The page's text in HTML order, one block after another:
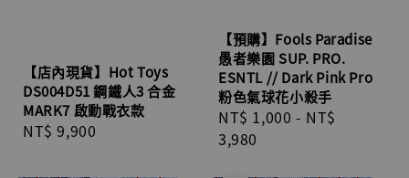
【店內現貨】Hot Toys
DS004D51 鋼鐵人3 合金
MARK7 啟動戰衣款
Regular
NT$ 9,900
【預購】Fools Paradise
愚者樂園 SUP. PRO.
ESNTL // Dark Pink Pro
粉色氣球花小殺手
Regular
price
NT$ 1,000 - NT$
3,980